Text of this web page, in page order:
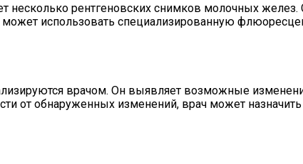
несколько рентгеновских снимков молочных
использовать специализированную
врачом. Он выявляет возможные
от обнаруженных изменений, врач может